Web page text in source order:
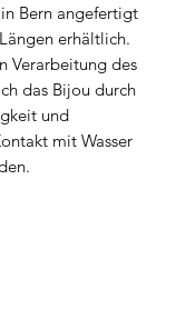
Bern angefertigt
erhältlich.
Verarbeitung des
das Bijou durch
und
mit Wasser